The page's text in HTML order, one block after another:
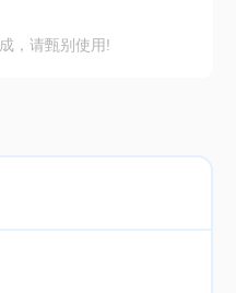
，请甄别使用!